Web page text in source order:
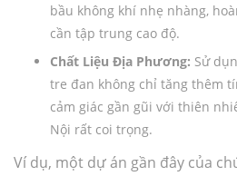
bầu không khí nhẹ nhàng,
cần tập trung cao độ.
Chất Liệu Địa Phương: Sử
tre đan không chỉ tăng thêm
cảm giác gần gũi với thiên
Nội rất coi trọng.
Ví dụ, một dự án gần đây của